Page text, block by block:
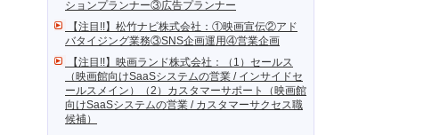
ションプランナー③広告プランナー
【注目!!】松竹ナビ株式会社：①映画宣伝②アド
バタイジング業務③SNS企画運用④営業企画
【注目!!】映画ランド株式会社：（1）セールス
（映画館向けSaaSシステムの営業 / インサイドセ
ールスメイン）（2）カスタマーサポート（映画館
向けSaaSシステムの営業 / カスタマーサクセス職
候補）